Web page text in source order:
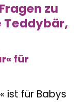
zu
Teddybär,
für
ist für Babys